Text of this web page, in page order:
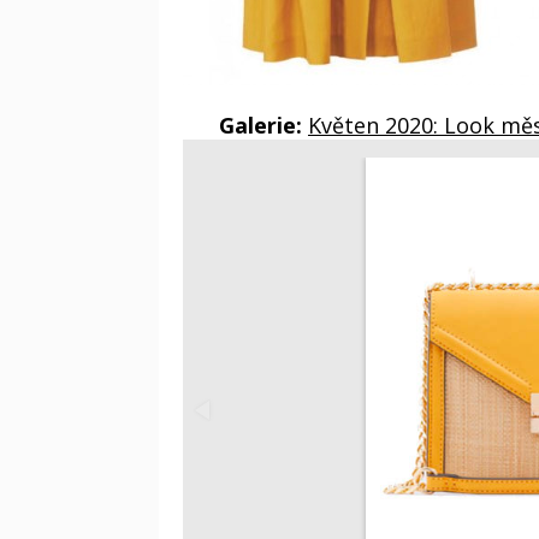
Galerie: Květen 2020: Look